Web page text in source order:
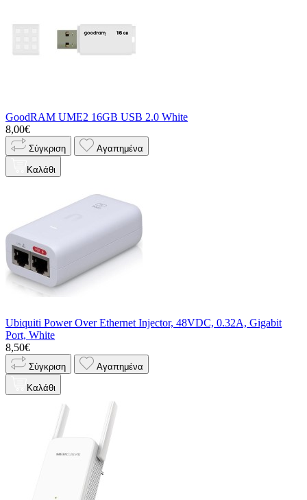
GoodRAM UME2 16GB USB 2.0 White
8,00€
Σύγκριση Αγαπημένα
Καλάθι
Ubiquiti Power Over Ethernet Injector, 48VDC, 0.32A, Gigabit
Port, White
8,50€
Σύγκριση Αγαπημένα
Καλάθι